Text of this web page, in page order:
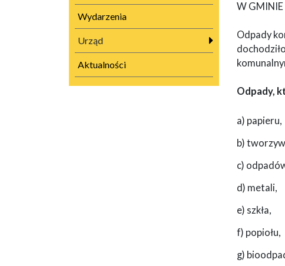
Wydarzenia
Urząd
Aktualności
W GMINIE
Odpady
Odpady,
a) papieru,
b)
c)
d) metali,
e) szkła,
f) popiołu,
g)